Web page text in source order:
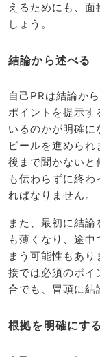
えるためにも、
しょう。
結論から述べる
自己PRは結論か
ポイントを提示す
いるのかが明確
ピールを進めら
後まで聞かないと
も伝わらずに終
ればなりません。
また、最初に結
も薄くなり、途
まう可能性もあ
接では必須のポイ
合でも、冒頭に結
根拠を明確にする